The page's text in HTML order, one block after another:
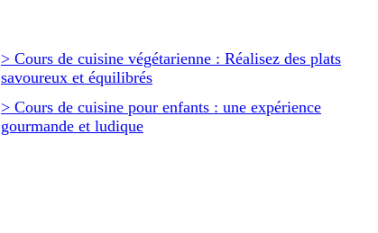
> Cours de cuisine végétarienne : Réalisez des plats
savoureux et équilibrés
> Cours de cuisine pour enfants : une expérience
gourmande et ludique